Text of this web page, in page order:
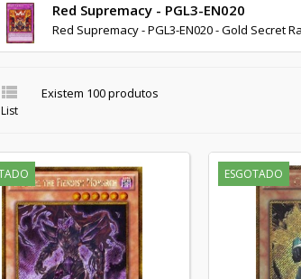
Red Supremacy - PGL3-EN020
Red Supremacy - PGL3-EN020 - Gold Secret

List
Existem 100 produtos
ESGOTADO